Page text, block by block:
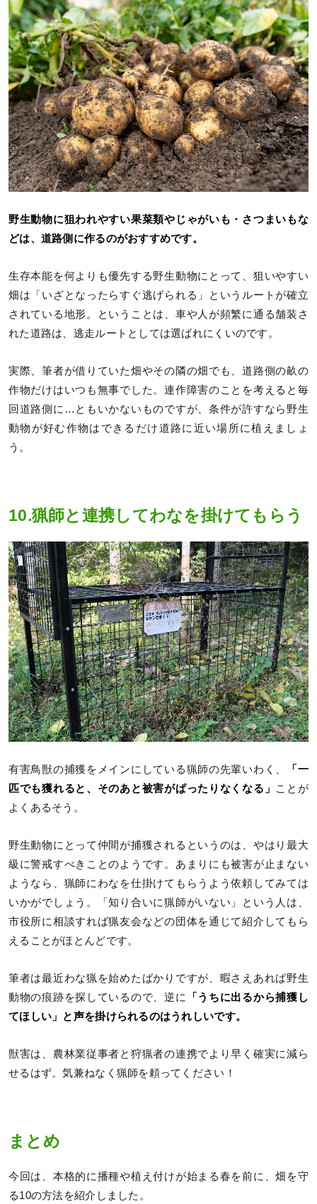
野生動物に狙われやすい果菜類やじゃがいも・さつまいもな
どは、道路側に作るのがおすすめです。
生存本能を何よりも優先する野生動物にとって、狙いやすい
畑は「いざとなったらすぐ逃げられる」というルートが確立
されている地形。ということは、車や人が頻繁に通る舗装さ
れた道路は、逃走ルートとしては選ばれにくいのです。
実際、筆者が借りていた畑やその隣の畑でも、道路側の畝の
作物だけはいつも無事でした。連作障害のことを考えると毎
回道路側に…ともいかないものですが、条件が許すなら野生
動物が好む作物はできるだけ道路に近い場所に植えましょ
う。
10.猟師と連携してわなを掛けてもらう
有害鳥獣の捕獲をメインにしている猟師の先輩いわく、
「一
匹でも獲れると、そのあと被害がぱったりなくなる」
ことが
よくあるそう。
野生動物にとって仲間が捕獲されるというのは、やはり最大
級に警戒すべきことのようです。あまりにも被害が止まない
ようなら、猟師にわなを仕掛けてもらうよう依頼してみては
いかがでしょう。「知り合いに猟師がいない」という人は、
市役所に相談すれば猟友会などの団体を通じて紹介してもら
えることがほとんどです。
筆者は最近わな猟を始めたばかりですが、暇さえあれば野生
動物の痕跡を探しているので、逆に 「うちに出るから捕獲し
てほしい」と声を掛けられるのはうれしいです。
獣害は、農林業従事者と狩猟者の連携でより早く確実に減ら
せるはず。気兼ねなく猟師を頼ってください！
まとめ
今回は、本格的に播種や植え付けが始まる春を前に、畑を守
る10の方法を紹介しました。